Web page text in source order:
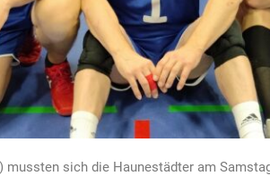
mussten sich die Haunestädter am